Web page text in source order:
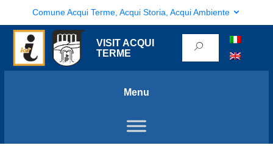
Comune Acqui Terme, Acqui Storia, Acqui Ambiente
VISIT ACQUI
TERME
Menu